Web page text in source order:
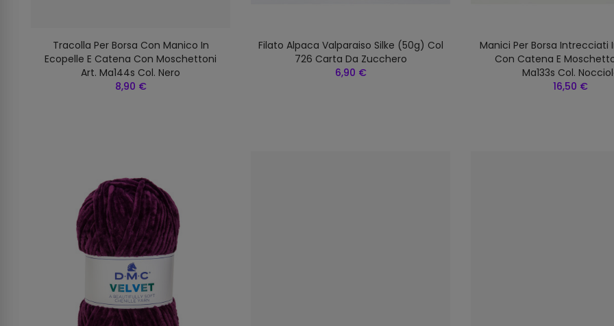
Tracolla Per Borsa Con Manico In
Ecopelle E Catena Con Moschettoni
Art. Ma144s Col. Nero
8,90 €
Filato Alpaca Valparaiso Silke (50g) Col
726 Carta Da Zucchero
6,90 €
Manici Per Borsa Intrecciati
Con Catena E
Ma133s Col.
16,50 €